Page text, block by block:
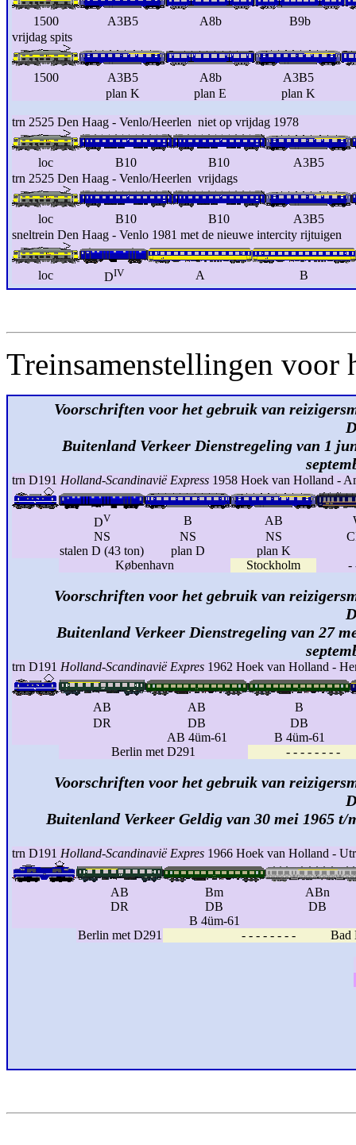
1500 A3B5 A8b
B9b
vrijdag spits
1500 A3B5 A8b
A3B5
plan K
plan E plan K
trn 2525 Den Haag - Venlo/Heerlen niet op vrijdag 1978
loc B10 B10
A3B5
trn 2525 Den Haag - Venlo/Heerlen vrijdags
loc B10 B10
A3B5
sneltrein Den Haag - Venlo 1981 met de nieuwe intercity rijtuigen
loc DIV A B
Treinsamenstellingen voor
Voorschriften voor het gebruik van
Buitenland Verkeer Dienstregeling van 1
trn D191 Holland-Scandinavië Express 1958 Hoek van Holland -
DV B AB
NS
NS NS
stalen D (43 ton)
plan D
plan K
København
Stockholm -
Voorschriften voor het gebruik van
Buitenland Verkeer Dienstregeling van 27
trn D191 Holland-Scandinavië Expres 1962 Hoek van Holland -
AB AB
B
DR
DB
DB
AB 4üm-61
B 4üm-61
Berlin met D291
- - - - - - - -
Voorschriften voor het gebruik van
Buitenland Verkeer Geldig van 30 mei 1965 t/
trn D191 Holland-Scandinavië Expres 1966 Hoek van Holland -
AB Bm
ABn
DR
DB
DB
B 4üm-61
Berlin met D291
- - - - - - - - Bad